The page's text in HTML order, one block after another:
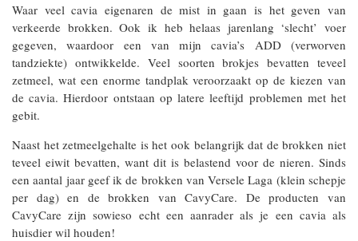
Waar veel cavia eigenaren de mist in gaan is het geven van
verkeerde brokken. Ook ik heb helaas jarenlang ‘slecht’ voer
gegeven, waardoor een van mijn cavia’s ADD (verworven
tandziekte) ontwikkelde. Veel soorten brokjes bevatten teveel
zetmeel, wat een enorme tandplak veroorzaakt op de kiezen van
de cavia. Hierdoor ontstaan op latere leeftijd problemen met het
gebit.
Naast het zetmeelgehalte is het ook belangrijk dat de brokken niet
teveel eiwit bevatten, want dit is belastend voor de nieren. Sinds
een aantal jaar geef ik de brokken van Versele Laga (klein schepje
per dag) en de brokken van CavyCare. De producten van
CavyCare zijn sowieso echt een aanrader als je een cavia als
huisdier wil houden!